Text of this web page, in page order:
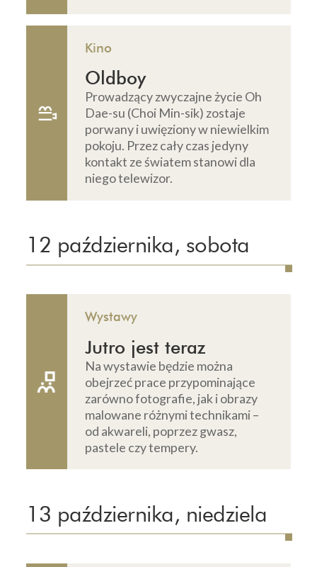
Kino
Oldboy
Prowadzący zwyczajne życie Oh
Dae-su (Choi Min-sik) zostaje
porwany i uwięziony w niewielkim
pokoju. Przez cały czas jedyny
kontakt ze światem stanowi dla
niego telewizor.
12 października, sobota
Wystawy
Jutro jest teraz
Na wystawie będzie można
obejrzeć prace przypominające
zarówno fotografie, jak i obrazy
malowane różnymi technikami –
od akwareli, poprzez gwasz,
pastele czy tempery.
13 października, niedziela